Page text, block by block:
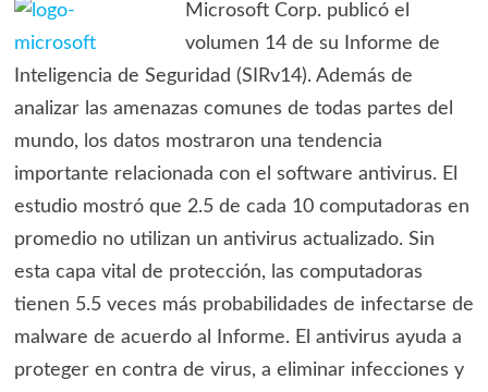
Microsoft Corp. publicó el
volumen 14 de su Informe de
Inteligencia de Seguridad (SIRv14). Además de
analizar las amenazas comunes de todas partes del
mundo, los datos mostraron una tendencia
importante relacionada con el software antivirus. El
estudio mostró que 2.5 de cada 10 computadoras en
promedio no utilizan un antivirus actualizado. Sin
esta capa vital de protección, las computadoras
tienen 5.5 veces más probabilidades de infectarse de
malware de acuerdo al Informe. El antivirus ayuda a
proteger en contra de virus, a eliminar infecciones y